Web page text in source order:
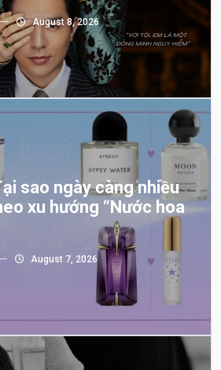
August 8, 2026
sao ngày càng nhiều
xu hướng “Nước hoa
August 7, 2026